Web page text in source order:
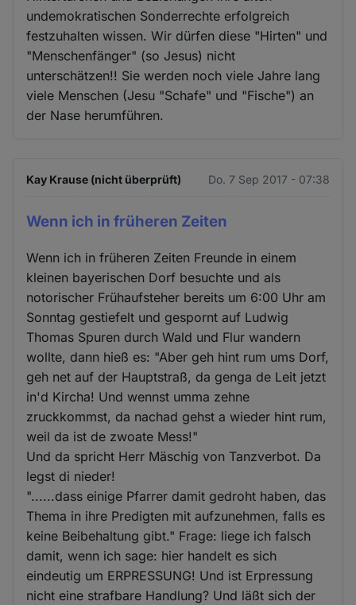
undemokratischen Sonderrechte erfolgreich
festzuhalten wissen. Wir dürfen diese "Hirten" und
"Menschenfänger" (so Jesus) nicht
unterschätzen!! Sie werden noch viele Jahre lang
viele Menschen (Jesu "Schafe" und "Fische") an
der Nase herumführen.
Kay Krause (nicht überprüft) Do. 7 Sep 2017 - 07:38
Wenn ich in früheren Zeiten
Wenn ich in früheren Zeiten Freunde in einem
kleinen bayerischen Dorf besuchte und als
notorischer Frühaufsteher bereits um 6:00 Uhr am
Sonntag gestiefelt und gespornt auf Ludwig
Thomas Spuren durch Wald und Flur wandern
wollte, dann hieß es: "Aber geh hint rum ums Dorf,
geh net auf der Hauptstraß, da genga de Leit jetzt
in'd Kircha! Und wennst umma zehne
zruckkommst, da nachad gehst a wieder hint rum,
weil da ist de zwoate Mess!"
Und da spricht Herr Mäschig von Tanzverbot. Da
legst di nieder!
"......dass einige Pfarrer damit gedroht haben, das
Thema in ihre Predigten mit aufzunehmen, falls es
keine Beibehaltung gibt." Frage: liege ich falsch
damit, wenn ich sage: hier handelt es sich
eindeutig um ERPRESSUNG! Und ist Erpressung
nicht eine strafbare Handlung? Und läßt sich der